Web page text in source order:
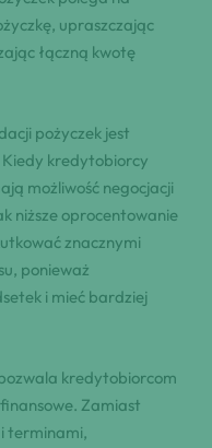
upraszczając
łączną kwotę
pożyczek jest
Kiedy kredytobiorcy
możliwość negocjacji
niższe oprocentowanie
znacznymi
ponieważ
i mieć bardziej
kredytobiorcom
Zamiast
terminami,